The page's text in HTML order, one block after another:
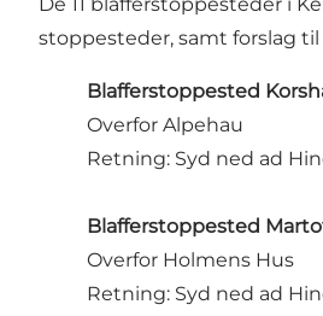
stoppesteder, samt forslag
Blafferstoppested
Overfor Alpehau
Retning: Syd ned ad
Blafferstoppested
Overfor Holmens Hus
Retning: Syd ned ad